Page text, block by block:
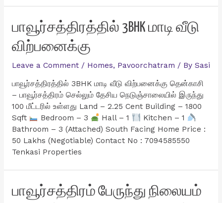
பாவூர்சத்திரத்தில் 3BHK மாடி வீடு
விற்பனைக்கு
Leave a Comment / Homes, Pavoorchatram / By Sasi
பாவூர்சத்திரத்தில் 3BHK மாடி வீடு விற்பனைக்கு தென்காசி
– பாவூர்சத்திரம் செல்லும் தேசிய நெடுஞ்சாலையில் இருந்து
100 மீட்டரில் உள்ளது Land – 2.25 Cent Building – 1800
Sqft
Bedroom – 3 Hall – 1
Kitchen – 1
Bathroom – 3 (Attached) South Facing Home Price :
50 Lakhs (Negotiable) Contact No : 7094585550
Tenkasi Properties
பாவூர்சத்திரம் பேருந்து நிலையம்